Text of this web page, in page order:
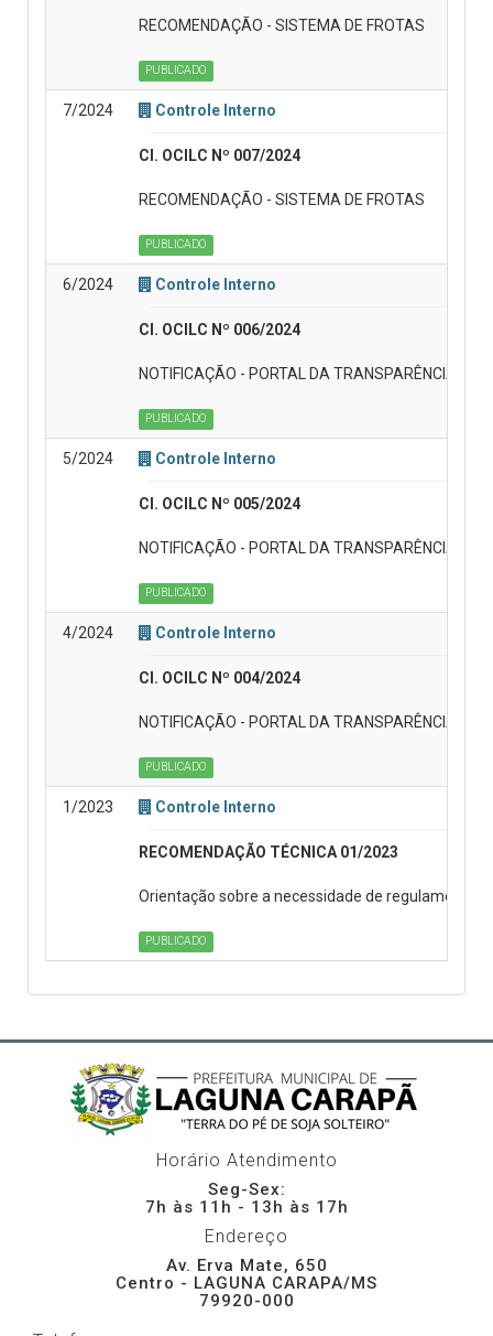
RECOMENDAÇÃO - SISTEMA DE FROTAS
PUBLICADO
7/2024 Controle Interno
CI. OCILC Nº 007/2024
RECOMENDAÇÃO - SISTEMA DE FROTAS
PUBLICADO
6/2024 Controle Interno
CI. OCILC Nº 006/2024
NOTIFICAÇÃO - PORTAL DA TRANSPARÊNCIA -
PUBLICADO
5/2024 Controle Interno
CI. OCILC Nº 005/2024
NOTIFICAÇÃO - PORTAL DA TRANSPARÊNCIA -
PUBLICADO
4/2024 Controle Interno
CI. OCILC Nº 004/2024
NOTIFICAÇÃO - PORTAL DA TRANSPARÊNCIA -
PUBLICADO
1/2023 Controle Interno
RECOMENDAÇÃO TÉCNICA 01/2023
Orientação sobre a necessidade de
PUBLICADO
Horário Atendimento
Seg-Sex:
7h às 11h - 13h às 17h
Endereço
Av. Erva Mate, 650
Centro - LAGUNA CARAPA/MS
79920-000